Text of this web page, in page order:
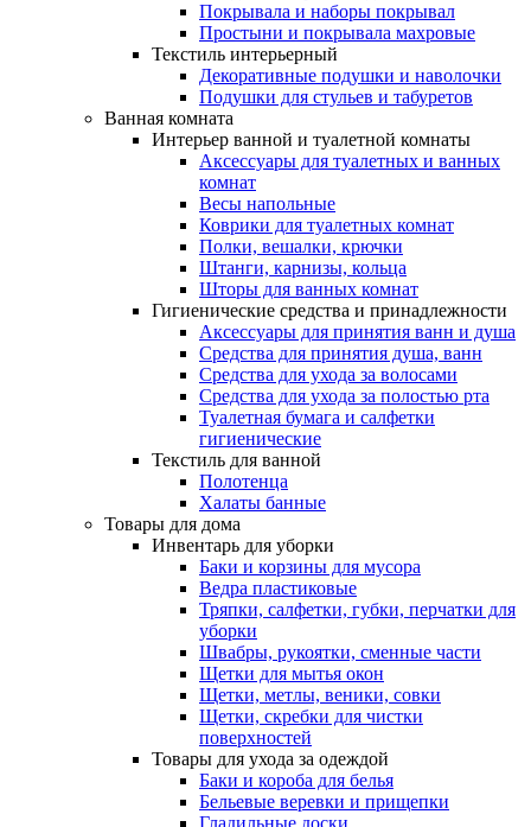
Покрывала и наборы покрывал
Простыни и покрывала махровые
Текстиль интерьерный
Декоративные подушки и наволочки
Подушки для стульев и табуретов
Ванная комната
Интерьер ванной и туалетной комнаты
Аксессуары для туалетных и ванных
комнат
Весы напольные
Коврики для туалетных комнат
Полки, вешалки, крючки
Штанги, карнизы, кольца
Шторы для ванных комнат
Гигиенические средства и принадлежности
Аксессуары для принятия ванн и душа
Средства для принятия душа, ванн
Средства для ухода за волосами
Средства для ухода за полостью рта
Туалетная бумага и салфетки
гигиенические
Текстиль для ванной
Полотенца
Халаты банные
Товары для дома
Инвентарь для уборки
Баки и корзины для мусора
Ведра пластиковые
Тряпки, салфетки, губки, перчатки для
уборки
Швабры, рукоятки, сменные части
Щетки для мытья окон
Щетки, метлы, веники, совки
Щетки, скребки для чистки
поверхностей
Товары для ухода за одеждой
Баки и короба для белья
Бельевые веревки и прищепки
Гладильные доски